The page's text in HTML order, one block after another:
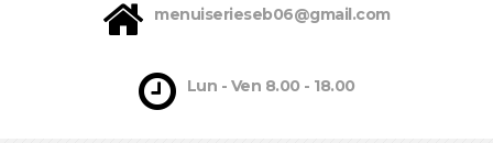
menuiserieseb06@gmail.com
Lun - Ven 8.00 - 18.00